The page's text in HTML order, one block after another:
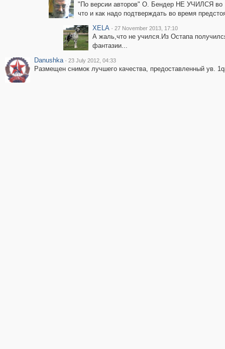
"По версии авторов" О. Бендер НЕ УЧИЛСЯ во
что и как надо подтверждать во время
XELA · 27 November 2013, 17:10
А жаль,что не учился.Из Остапа
фантазии...
Danushka · 23 July 2012, 04:33
Размещен снимок лучшего качества, предоставленный ув.